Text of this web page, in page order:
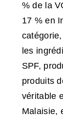
% de la
17 % en
les
SPF,
produits
véritable
Malaisie,